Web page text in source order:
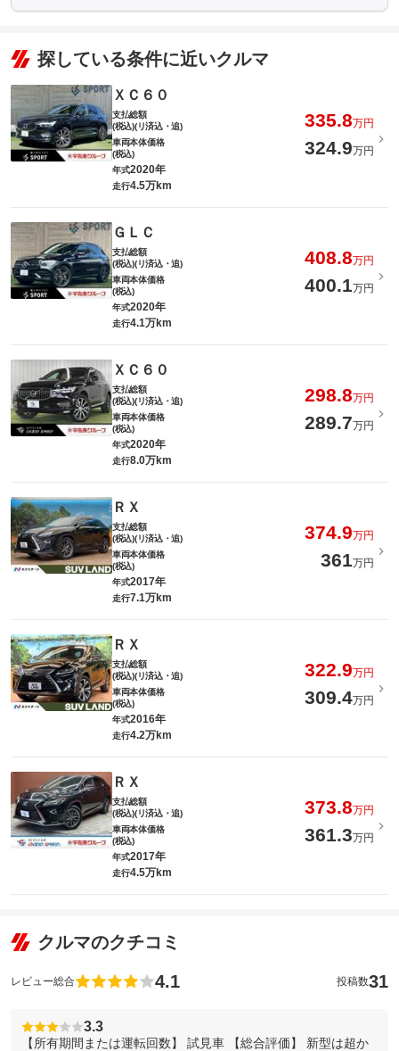
探している条件に近いクルマ
ＸＣ６０
支払総額
(税込)(リ済込・追)
335.8万円
車両本体価格
(税込)
324.9万円
年式2020年
走行4.5万km
ＧＬＣ
支払総額
(税込)(リ済込・追)
408.8万円
車両本体価格
(税込)
400.1万円
年式2020年
走行4.1万km
ＸＣ６０
支払総額
(税込)(リ済込・追)
298.8万円
車両本体価格
(税込)
289.7万円
年式2020年
走行8.0万km
ＲＸ
支払総額
(税込)(リ済込・追)
374.9万円
車両本体価格
(税込)
361万円
年式2017年
走行7.1万km
ＲＸ
支払総額
(税込)(リ済込・追)
322.9万円
車両本体価格
(税込)
309.4万円
年式2016年
走行4.2万km
ＲＸ
支払総額
(税込)(リ済込・追)
373.8万円
車両本体価格
(税込)
361.3万円
年式2017年
走行4.5万km
クルマのクチコミ
レビュー総合 4.1 投稿数31
3.3
【所有期間または運転回数】 試見車 【総合評価】 新型は超か